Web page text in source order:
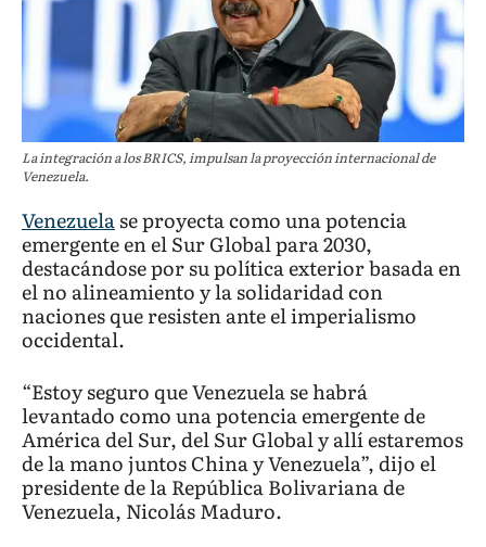
La integración a los BRICS, impulsan la proyección internacional de
Venezuela.
Venezuelase proyecta como una potencia
emergente en el Sur Global para 2030,
destacándose por su política exterior basada en
el no alineamiento y la solidaridad con
naciones que resisten ante el imperialismo
occidental.
“Estoy seguro que Venezuela se habrá
levantado como una potencia emergente de
América del Sur, del Sur Global y allí estaremos
de la mano juntos China y Venezuela”, dijo el
presidente de la República Bolivariana de
Venezuela, Nicolás Maduro.